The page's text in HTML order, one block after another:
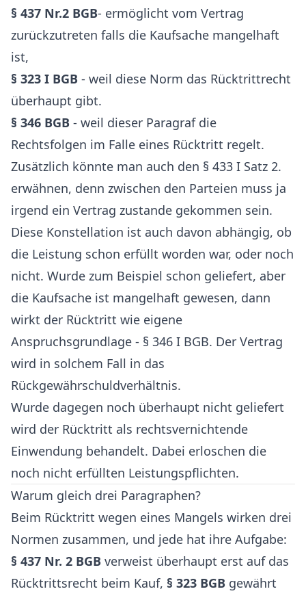
§ 437 Nr.2 BGB- ermöglicht vom Vertrag
zurückzutreten falls die Kaufsache mangelhaft
ist,
§ 323 I BGB - weil diese Norm das Rücktrittrecht
überhaupt gibt.
§ 346 BGB - weil dieser Paragraf die
Rechtsfolgen im Falle eines Rücktritt regelt.
Zusätzlich könnte man auch den § 433 I Satz 2.
erwähnen, denn zwischen den Parteien muss ja
irgend ein Vertrag zustande gekommen sein.
Diese Konstellation ist auch davon abhängig, ob
die Leistung schon erfüllt worden war, oder noch
nicht. Wurde zum Beispiel schon geliefert, aber
die Kaufsache ist mangelhaft gewesen, dann
wirkt der Rücktritt wie eigene
Anspruchsgrundlage - § 346 I BGB. Der Vertrag
wird in solchem Fall in das
Rückgewährschuldverhältnis.
Wurde dagegen noch überhaupt nicht geliefert
wird der Rücktritt als rechtsvernichtende
Einwendung behandelt. Dabei erloschen die
noch nicht erfüllten Leistungspflichten.
Warum gleich drei Paragraphen?
Beim Rücktritt wegen eines Mangels wirken drei
Normen zusammen, und jede hat ihre Aufgabe:
§ 437 Nr. 2 BGB verweist überhaupt erst auf das
Rücktrittsrecht beim Kauf, § 323 BGB gewährt